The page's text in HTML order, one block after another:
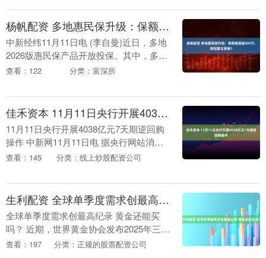
投资者资产配置....
杨帆配资 多地惠民保升级：保额最高超400万，购买要注意啥？
中新经纬11月11日电 (李自曼)近日，多地
2026版惠民保产品开放投保。其中，多款
惠民保产品升级保障，如扩大特药目录、
等。....
查看：122 分类：富深所
佳禾资本 11月11日央行开展4038亿元7天期逆回购操作
11月11日央行开展4038亿元7天期逆回购
操作 中新网11月11日电 据央行网站消
息，2025年11月11日中国人民银行以固定
查看：145 分类：线上炒股配资公司
生利配资 全球单季度需求创最高纪录 黄金还能买吗？
全球单季度需求创最高纪录 黄金还能买
吗？ 近期，世界黄金协会发布2025年三季
度《全球黄金需求趋势报告》显示，第三
查看：197 分类：正规的股票配资公司